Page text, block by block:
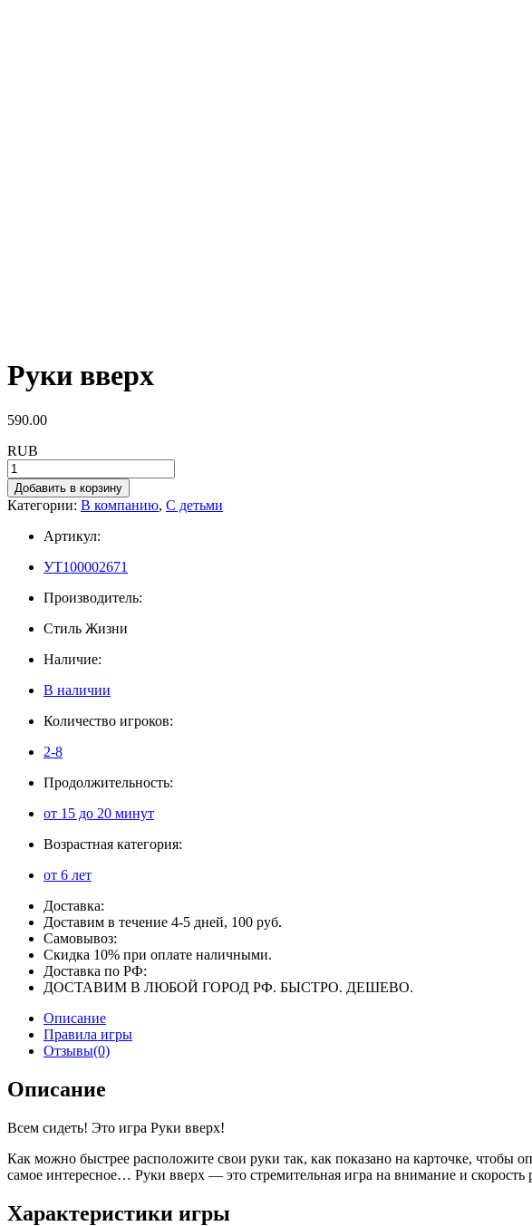
Руки вверх
590.00
RUB
Добавить в корзину
Категории: В компанию, С детьми
Артикул:
УТ100002671
Производитель:
Стиль Жизни
Наличие:
В наличии
Количество игроков:
2-8
Продолжительность:
от 15 до 20 минут
Возрастная категория:
от 6 лет
Доставка:
Доставим в течение 4-5 дней, 100 руб.
Самовывоз:
Скидка 10% при оплате наличными.
Доставка по РФ:
ДОСТАВИМ В ЛЮБОЙ ГОРОД РФ. БЫСТРО. ДЕШЕВО.
Описание
Правила игры
Отзывы(0)
Описание
Всем сидеть! Это игра Руки вверх!
Как можно быстрее расположите свои руки так, как показано на карточке, чтобы
самое интересное… Руки вверх — это стремительная игра на внимание и
Характеристики игры